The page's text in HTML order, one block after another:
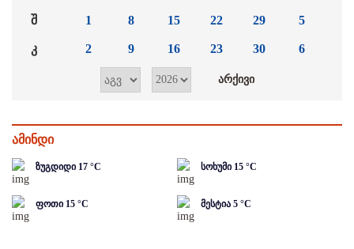
შ
კ
1
2
8
9
15
16
22
23
29
30
5
6
ამინდი
ზუგდიდი 17 °C სოხუმი 15 °C
ფოთი 15 °C მესტია 5 °C